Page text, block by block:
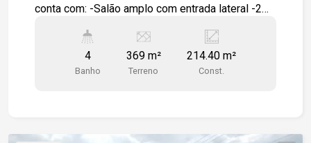
conta com: -Salão amplo com entrada lateral -2
em granito -Área de serviço -4 banheiros
Diferenciais: -Pé-direito alto -Todo em piso
cerâmico
4
Banho
369 m²
Terreno
214.40 m²
Const.